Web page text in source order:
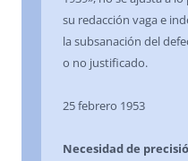
su redacción vaga e
la subsanación del
o no justificado.
25 febrero 1953
Necesidad de